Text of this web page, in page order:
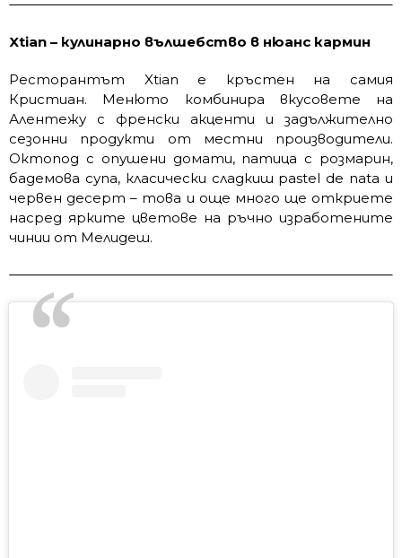
Xtian – кулинарно вълшебство в нюанс кармин
Ресторантът Xtian e кръстен на самия
Кристиан. Менюто комбинира вкусовете на
Алентежу с френски акценти и задължително
сезонни продукти от местни производители.
Октопод с опушени домати, патица с розмарин,
бадемова супа, класически сладкиш pastel de nata и
червен десерт – това и още много ще откриете
насред ярките цветове на ръчно изработените
чинии от Мелидеш.